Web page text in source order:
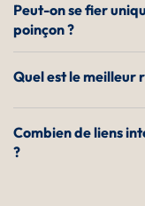
Peut-on se fier
poinçon ?
Quel est le meilleur
Combien de liens
?